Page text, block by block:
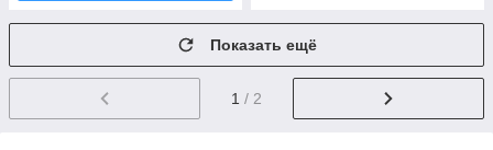
Показать ещё
1 / 2